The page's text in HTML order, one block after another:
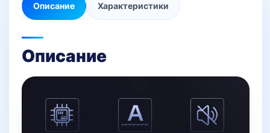
Описание Характеристики
Описание